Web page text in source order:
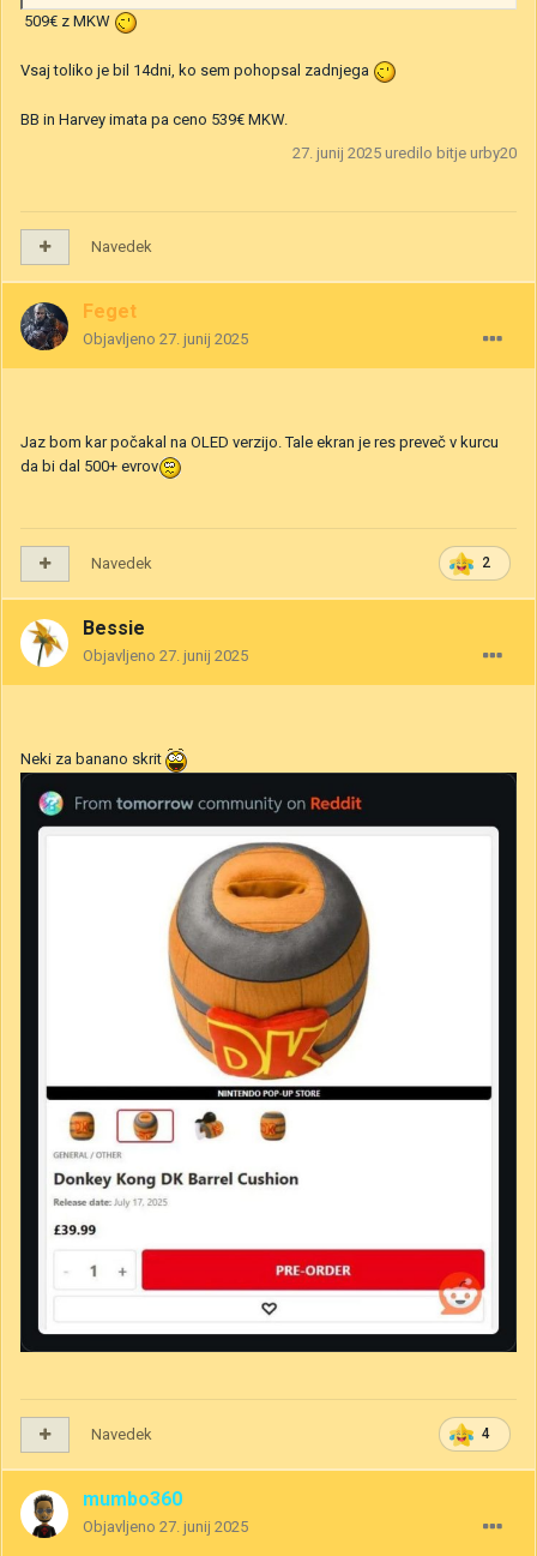
509€ z MKW
Vsaj toliko je bil 14dni, ko sem pohopsal zadnjega
BB in Harvey imata pa ceno 539€ MKW.
27. junij 2025 uredilo bitje urby20
Navedek
Feget
Objavljeno 27. junij 2025
Jaz bom kar počakal na OLED verzijo. Tale ekran je res preveč v kurcu
da bi dal 500+ evrov
2
Navedek
Bessie
Objavljeno 27. junij 2025
Neki za banano skrit
4
Navedek
mumbo360
Objavljeno 27. junij 2025